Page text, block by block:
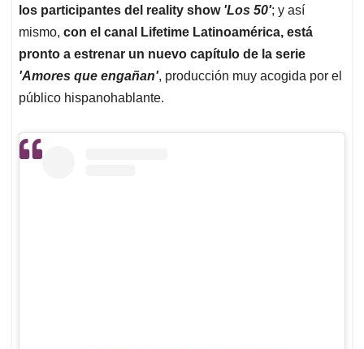
los participantes del reality show 'Los 50'; y así
mismo, con el canal Lifetime Latinoamérica, está
pronto a estrenar un nuevo capítulo de la serie
'Amores que engañan', producción muy acogida por el
público hispanohablante.